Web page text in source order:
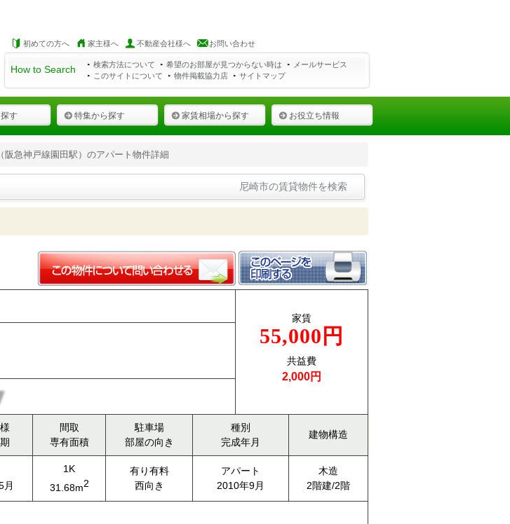
初めての方へ 家主様へ 不動産会社様へ お問い合わせ
How to Search 検索方法について 希望のお部屋が見つからない時は
メールサービス
このサイトについて
物件掲載協力店 サイトマップ
す 特集から探す 家賃相場から探す お役立ち情報
阪急神戸線園田駅）のアパート物件詳細
尼崎市の賃貸物件を検索
家賃
55,000円
共益費
2,000円
間取
専有面積
駐車場
部屋の向き
種別
完成年月
建物構造
月
1K
31.68m2
有り有料
西向き
アパート
2010年9月
木造
2階建/2階